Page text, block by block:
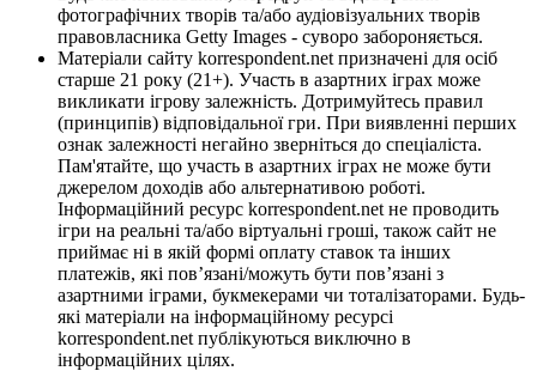
фотографічних творів та/або аудіовізуальних творів
правовласника Getty Images - суворо забороняється.
Матеріали сайту korrespondent.net призначені для осіб
старше 21 року (21+). Участь в азартних іграх може
викликати ігрову залежність. Дотримуйтесь правил
(принципів) відповідальної гри. При виявленні перших
ознак залежності негайно зверніться до спеціаліста.
Пам'ятайте, що участь в азартних іграх не може бути
джерелом доходів або альтернативою роботі.
Інформаційний ресурс korrespondent.net не проводить
ігри на реальні та/або віртуальні гроші, також сайт не
приймає ні в якій формі оплату ставок та інших
платежів, які пов’язані/можуть бути пов’язані з
азартними іграми, букмекерами чи тоталізаторами. Будь-
які матеріали на інформаційному ресурсі
korrespondent.net публікуються виключно в
інформаційних цілях.